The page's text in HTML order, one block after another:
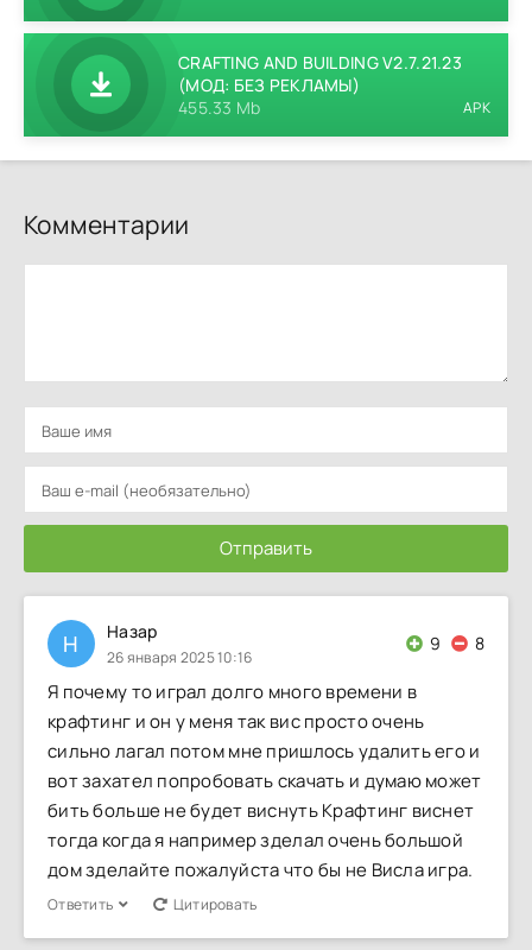
CRAFTING AND BUILDING V2.7.21.23
(МОД: БЕЗ РЕКЛАМЫ)
455.33 Mb
APK
Комментарии
Отправить
Н Назар
26 января 2025 10:16
9 8
Я почему то играл долго много времени в
крафтинг и он у меня так вис просто очень
сильно лагал потом мне пришлось удалить его и
вот захател попробовать скачать и думаю может
бить больше не будет виснуть Крафтинг виснет
тогда когда я например зделал очень большой
дом зделайте пожалуйста что бы не Висла игра.
Ответить Цитировать